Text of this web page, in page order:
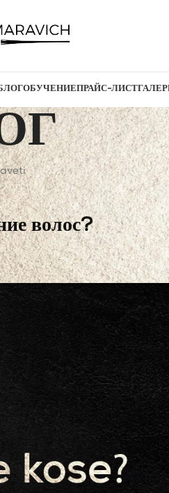
ОБУЧЕНИЕПРАЙС-ЛИСТ
волос?